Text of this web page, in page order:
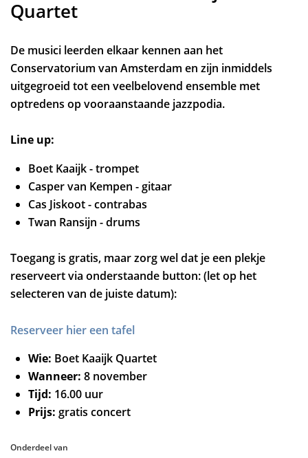
Quartet
De musici leerden elkaar kennen aan het
Conservatorium van Amsterdam en zijn inmiddels
uitgegroeid tot een veelbelovend ensemble met
optredens op vooraanstaande jazzpodia.
Line up:
Boet Kaaijk - trompet
Casper van Kempen - gitaar
Cas Jiskoot - contrabas
Twan Ransijn - drums
Toegang is gratis, maar zorg wel dat je een plekje
reserveert via onderstaande button: (let op het
selecteren van de juiste datum):
Reserveer hier een tafel
Wie: Boet Kaaijk Quartet
Wanneer:8 november
Tijd: 16.00 uur
Prijs:gratis concert
Onderdeel van